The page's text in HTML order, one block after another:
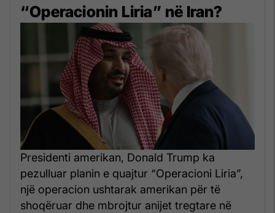
“Operacionin Liria” në Iran?
Presidenti amerikan, Donald Trump ka
pezulluar planin e quajtur “Operacioni Liria”,
një operacion ushtarak amerikan për të
shoqëruar dhe mbrojtur anijet tregtare në